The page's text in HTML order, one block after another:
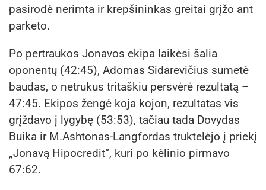
pasirodė nerimta ir krepšininkas greitai grįžo ant
parketo.
Po pertraukos Jonavos ekipa laikėsi šalia
oponentų (42:45), Adomas Sidarevičius sumetė
baudas, o netrukus tritaškiu persvėrė rezultatą –
47:45. Ekipos žengė koja kojon, rezultatas vis
grįždavo į lygybę (53:53), tačiau tada Dovydas
Buika ir M.Ashtonas-Langfordas truktelėjo į priekį
„Jonavą Hipocredit“, kuri po kėlinio pirmavo
67:62.